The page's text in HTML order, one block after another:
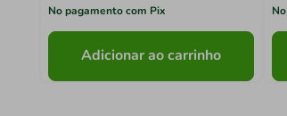
No pagamento com Pix
Adicionar ao carrinho